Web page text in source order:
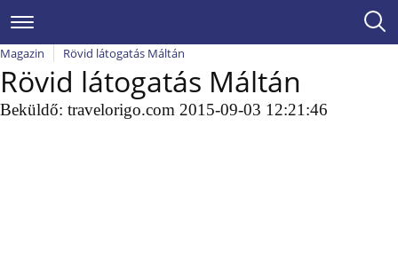
Magazin Rövid látogatás Máltán
Rövid látogatás Máltán
Beküldő: travelorigo.com 2015-09-03 12:21:46